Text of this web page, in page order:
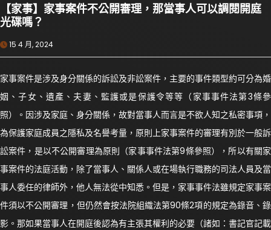
【家事】家事案件不公開審理，那當事人可以調閱開庭
光碟嗎？
15 4 月, 2024
家事案件是涉及身分關係的訴訟及非訟案件，主要的事件類型約可分為婚
姻、子女、遺產、夫妻、監護或是保護令等等（家事事件法第3條參
照）。因涉及家庭、身分關係，故對當事人而言是不欲人知之私密事項，
為保護家庭成員之隱私及名譽考量，原則上家事案件的審理有別於一般訴
訟案件，是以不公開審理為原則（家事事件法第9條參照），所以有關家
事案件的法庭活動，除了當事人、關係人或在場執行職務的司法人員及當
事人委任的律師外，他人無法從中知悉。但是，家事事件法雖規定家事案
件須以不公開審理，但仍然會按法院組織法第90條2項的規定為錄音、錄
影。那如果當事人在開庭後認為有主張其權利的必要（諸如：書記官記載